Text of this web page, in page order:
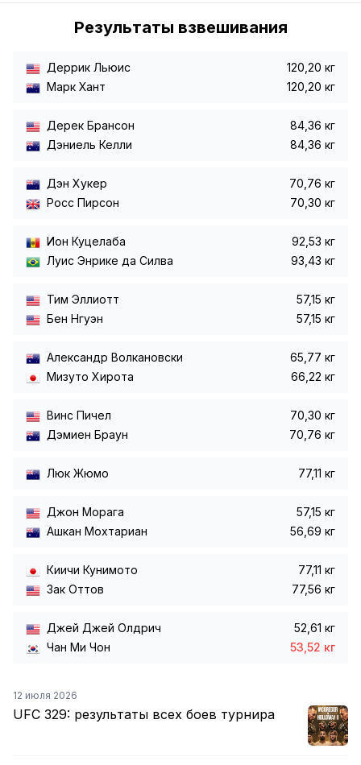
Результаты взвешивания
Деррик Льюис
120,20 кг
Марк Хант
120,20 кг
Дерек Брансон
84,36 кг
Дэниель Келли
84,36 кг
Дэн Хукер
70,76 кг
Росс Пирсон
70,30 кг
Ион Куцелаба
92,53 кг
Луис Энрике да Силва
93,43 кг
Тим Эллиотт
57,15 кг
Бен Нгуэн
57,15 кг
Александр Волкановски
65,77 кг
Мизуто Хирота
66,22 кг
Винс Пичел
70,30 кг
Дэмиен Браун
70,76 кг
Люк Жюмо 77,11 кг
Джон Морага
57,15 кг
Ашкан Мохтариан
56,69 кг
Киичи Кунимото
77,11 кг
Зак Оттов
77,56 кг
Джей Джей Олдрич
52,61 кг
Чан Ми Чон
53,52 кг
12 июля 2026
UFC 329: результаты всех боев турнира